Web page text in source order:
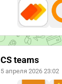
CS teams
5 апреля 2026 23:02